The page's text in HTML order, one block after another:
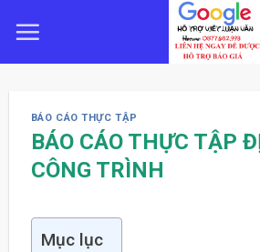
BÁO CÁO THỰC TẬP
BÁO CÁO THỰC TẬP
CÔNG TRÌNH
Mục lục